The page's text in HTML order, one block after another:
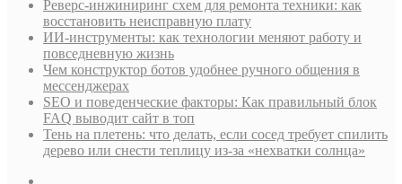
Реверс-инжиниринг схем для ремонта техники: как
восстановить неисправную плату
ИИ-инструменты: как технологии меняют работу и
повседневную жизнь
Чем конструктор ботов удобнее ручного общения в
мессенджерах
SEO и поведенческие факторы: Как правильный блок
FAQ выводит сайт в топ
Тень на плетень: что делать, если сосед требует спилить
дерево или снести теплицу из-за «нехватки солнца»